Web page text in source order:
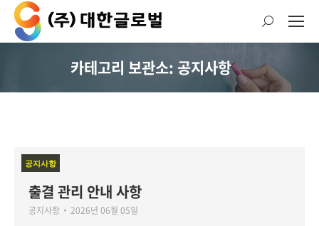
검
색:
현재 위치:
카테고리 보관소: 공지사항
공지사항
출결 관리 안내 사항
공지사항 2026년 06월 05일